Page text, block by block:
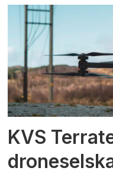
KVS